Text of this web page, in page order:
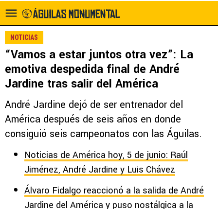
NOTICIAS
“Vamos a estar juntos otra vez”: La
emotiva despedida final de André
Jardine tras salir del América
André Jardine dejó de ser entrenador del
América después de seis años en donde
consiguió seis campeonatos con las Águilas.
Noticias de América hoy, 5 de junio: Raúl
Jiménez, André Jardine y Luis Chávez
Álvaro Fidalgo reaccionó a la salida de André
Jardine del América y puso nostálgica a la